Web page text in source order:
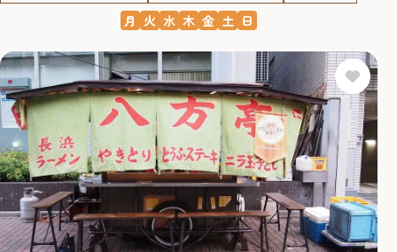
月 火 水 木 金 土 日